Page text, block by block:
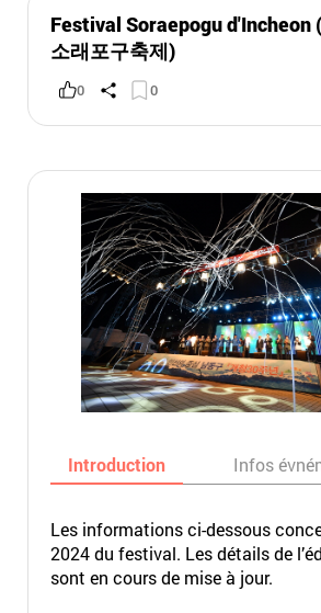
Festival Soraepogu d'Incheon
소래포구축제)
0 0
Introduction Infos
Les informations ci-dessous
2024 du festival. Les détails de
sont en cours de mise à jour.